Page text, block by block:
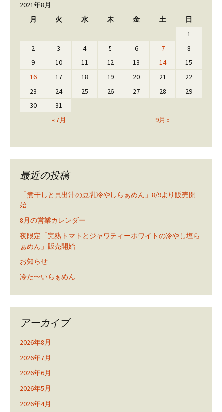
2021年8月
月
火 水 木 金 土 日
« 7月 9月 »
1
2
3 4 5 6 7
8
9
10 11 12 13 14
15
16
17 18 19 20 21
22
23
24 25 26 27 28
29
30
31
最近の投稿
「煮干しと貝出汁の豆乳冷やしらぁめん」8/9より販売開
始
8月の営業カレンダー
夜限定「完熟トマトとジャワティーホワイトの冷やし塩ら
ぁめん」販売開始
お知らせ
冷た〜いらぁめん
アーカイブ
2026年8月
2026年7月
2026年6月
2026年5月
2026年4月